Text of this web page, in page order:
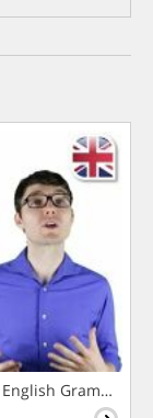
Grammar